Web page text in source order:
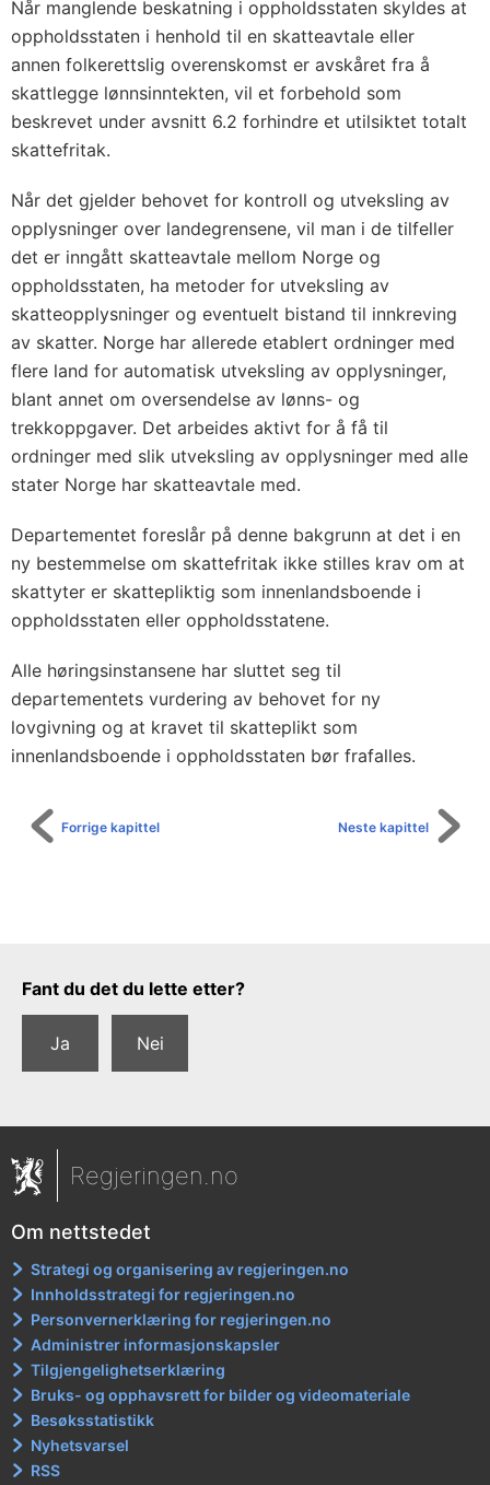
Når manglende beskatning i oppholdsstaten skyldes at
oppholdsstaten i henhold til en skatteavtale eller
annen folkerettslig overenskomst er avskåret fra å
skattlegge lønnsinntekten, vil et forbehold som
beskrevet under avsnitt 6.2 forhindre et utilsiktet totalt
skattefritak.
Når det gjelder behovet for kontroll og utveksling av
opplysninger over landegrensene, vil man i de tilfeller
det er inngått skatteavtale mellom Norge og
oppholdsstaten, ha metoder for utveksling av
skatteopplysninger og eventuelt bistand til innkreving
av skatter. Norge har allerede etablert ordninger med
flere land for automatisk utveksling av opplysninger,
blant annet om oversendelse av lønns- og
trekkoppgaver. Det arbeides aktivt for å få til
ordninger med slik utveksling av opplysninger med alle
stater Norge har skatteavtale med.
Departementet foreslår på denne bakgrunn at det i en
ny bestemmelse om skattefritak ikke stilles krav om at
skattyter er skattepliktig som innenlandsboende i
oppholdsstaten eller oppholdsstatene.
Alle høringsinstansene har sluttet seg til
departementets vurdering av behovet for ny
lovgivning og at kravet til skatteplikt som
innenlandsboende i oppholdsstaten bør frafalles.
Neste kapittel
Forrige kapittel
Tilbakemeldingsskjema
Fant du det du lette etter?
Ja Nei
Regjeringen.no
Om nettstedet
Strategi og organisering av regjeringen.no
Innholdsstrategi for regjeringen.no
Personvernerklæring for regjeringen.no
Administrer informasjonskapsler
Tilgjengelighetserklæring
Bruks- og opphavsrett for bilder og videomateriale
Besøksstatistikk
Nyhetsvarsel
RSS